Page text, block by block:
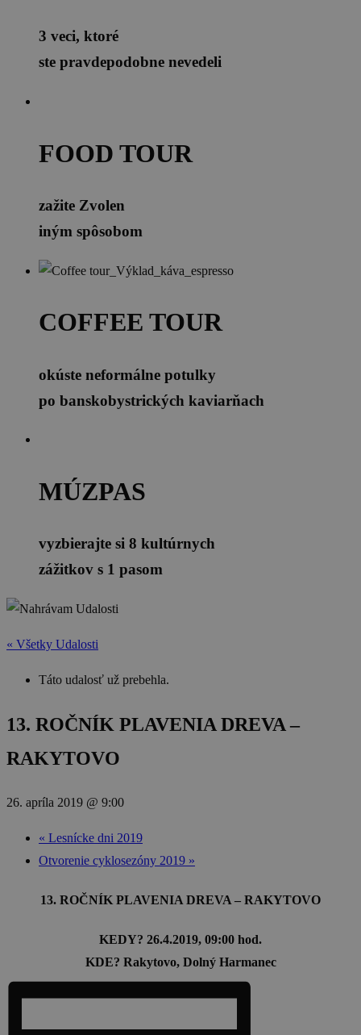
3 veci, ktoré
ste pravdepodobne nevedeli
FOOD TOUR
zažite Zvolen
iným spôsobom
COFFEE TOUR
okúste neformálne potulky
po banskobystrických kaviarňach
MÚZPAS
vyzbierajte si 8 kultúrnych
zážitkov s 1 pasom
« Všetky Udalosti
Táto udalosť už prebehla.
13. ROČNÍK PLAVENIA DREVA –
RAKYTOVO
26. apríla 2019 @ 9:00
« Lesnícke dni 2019
Otvorenie cyklosezóny 2019 »
13. ROČNÍK PLAVENIA DREVA – RAKYTOVO
KEDY? 26.4.2019, 09:00 hod.
KDE? Rakytovo, Dolný Harmanec